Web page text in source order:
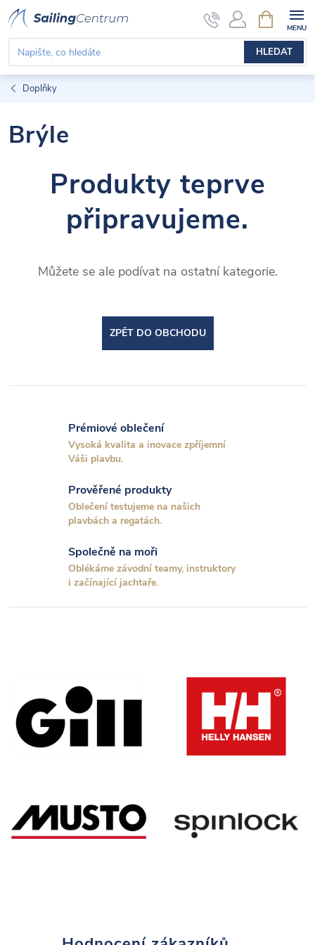
Přejít
na
obsah
HLEDAT
NÁKUPNÍ
KOŠÍK
Doplňky
Brýle
Produkty teprve
připravujeme.
Můžete se ale podívat na ostatní kategorie.
ZPĚT DO OBCHODU
Prémiové oblečení
Vysoká kvalita a inovace zpříjemní
Váši plavbu.
Prověřené produkty
Oblečení testujeme na našich
plavbách a regatách.
Společně na moři
Oblékáme závodní teamy, instruktory
i začínající jachtaře.